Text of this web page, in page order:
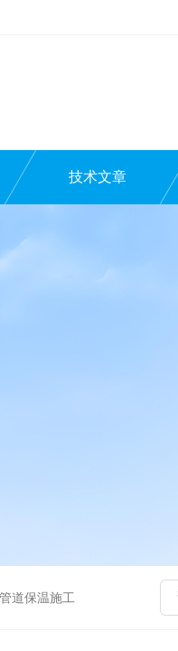
技术文章
道保温施工